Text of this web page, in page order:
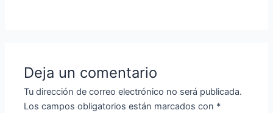
Deja un comentario
Tu dirección de correo electrónico no será publicada.
Los campos obligatorios están marcados con *